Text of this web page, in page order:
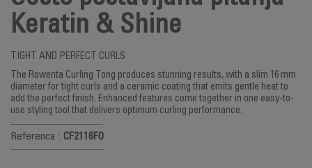
Keratin & Shine
TIGHT AND PERFECT CURLS
The Rowenta Curling Tong produces stunning results, with a slim 16 mm
diameter for tight curls and a ceramic coating that emits gentle heat to
add the perfect finish. Enhanced features come together in one easy-to-
use styling tool that delivers optimum curling performance.
Referenca : CF2116F0